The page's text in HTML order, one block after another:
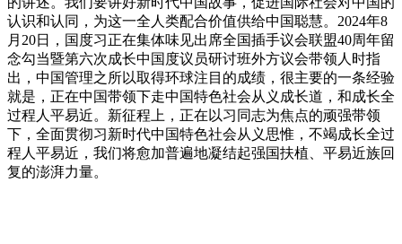
认识和认同，为这一全人类配合价值供给中国聪慧。2024年8
月20日，国度习正在集体味见出席全国插手议会联盟40周年留
念勾当暨第六次成长中国度议员研讨班外方议会带领人时指
出，中国管理之所以取得环球注目的成绩，很主要的一条经验
就是，正在中国带领下走中国特色社会从义成长道，和成长全
过程人平易近。新征程上，正在以习同志为焦点的顽强带领
下，全面贯彻习新时代中国特色社会从义思惟，不竭成长全过
程人平易近，我们将愈加普遍地凝结起强国扶植、平易近族回
复的澎湃力量。